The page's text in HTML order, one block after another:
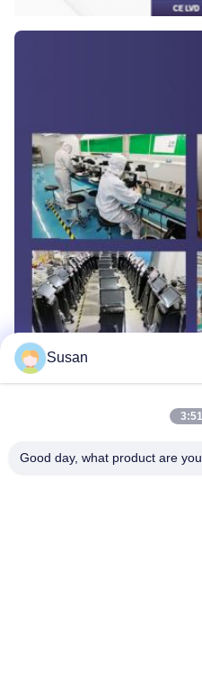
Macchina laser per la
Susan
Good day, what product are